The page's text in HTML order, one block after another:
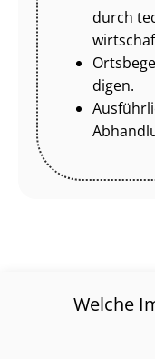
durch
di­gen.
Welche